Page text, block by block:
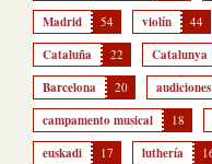
Madrid 54 violín 44
Cataluña 22 Catalunya
Barcelona 20
campamento musical 18
euskadi 17 luthería